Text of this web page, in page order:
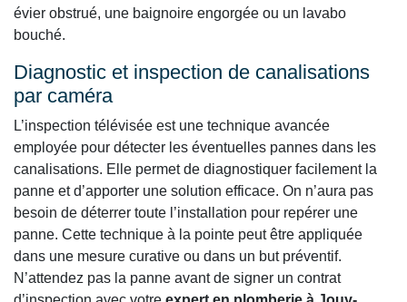
évier obstrué, une baignoire engorgée ou un lavabo
bouché.
Diagnostic et inspection de canalisations
par caméra
L’inspection télévisée est une technique avancée
employée pour détecter les éventuelles pannes dans les
canalisations. Elle permet de diagnostiquer facilement la
panne et d’apporter une solution efficace. On n’aura pas
besoin de déterrer toute l’installation pour repérer une
panne. Cette technique à la pointe peut être appliquée
dans une mesure curative ou dans un but préventif.
N’attendez pas la panne avant de signer un contrat